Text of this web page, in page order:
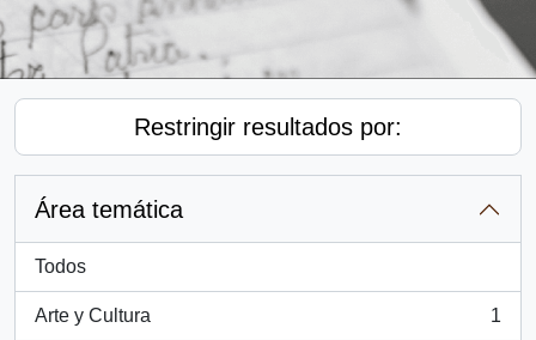
Restringir resultados por:
Área temática
Todos
Arte y Cultura
, 1 resultados
1